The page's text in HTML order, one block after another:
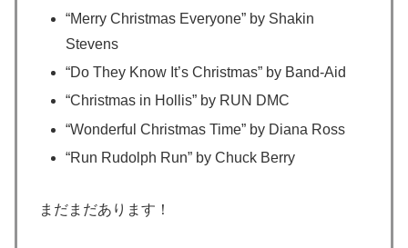
“Merry Christmas Everyone” by Shakin
Stevens
“Do They Know It’s Christmas” by Band-Aid
“Christmas in Hollis” by RUN DMC
“Wonderful Christmas Time” by Diana Ross
“Run Rudolph Run” by Chuck Berry
まだまだあります！